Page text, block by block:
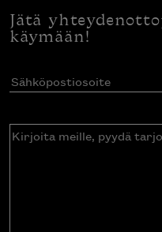
Jätä
käymään!
Sähköpostiosoite
Kirjoita